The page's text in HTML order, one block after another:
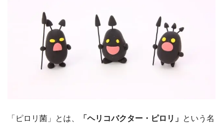
「ピロリ菌」とは、 「ヘリコバクター・ピロリ」 という名